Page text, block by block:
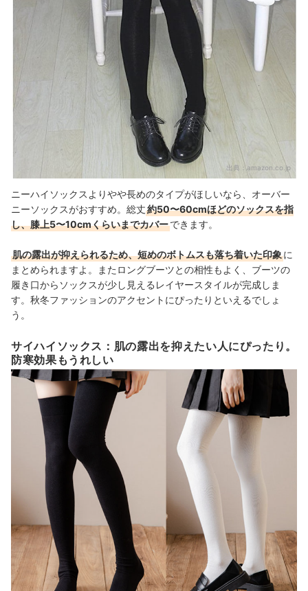
出典：amazon.co.jp
ニーハイソックスよりやや長めのタイプがほしいなら、オーバー
ニーソックスがおすすめ。総丈約50〜60cmほどのソックスを指
し、膝上5〜10cmくらいまでカバーできます。
肌の露出が抑えられるため、短めのボトムスも落ち着いた印象に
まとめられますよ。またロングブーツとの相性もよく、ブーツの
履き口からソックスが少し見えるレイヤースタイルが完成しま
す。秋冬ファッションのアクセントにぴったりといえるでしょ
う。
サイハイソックス：肌の露出を抑えたい人にぴったり。
防寒効果もうれしい